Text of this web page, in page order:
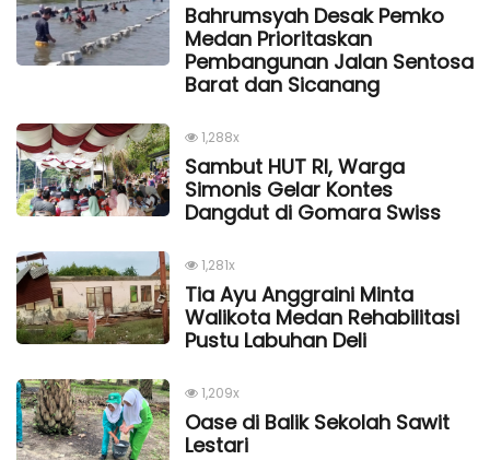
Bahrumsyah Desak Pemko
Medan Prioritaskan
Pembangunan Jalan Sentosa
Barat dan Sicanang
1,288x
Sambut HUT RI, Warga
Simonis Gelar Kontes
Dangdut di Gomara Swiss
1,281x
Tia Ayu Anggraini Minta
Walikota Medan Rehabilitasi
Pustu Labuhan Deli
1,209x
Oase di Balik Sekolah Sawit
Lestari